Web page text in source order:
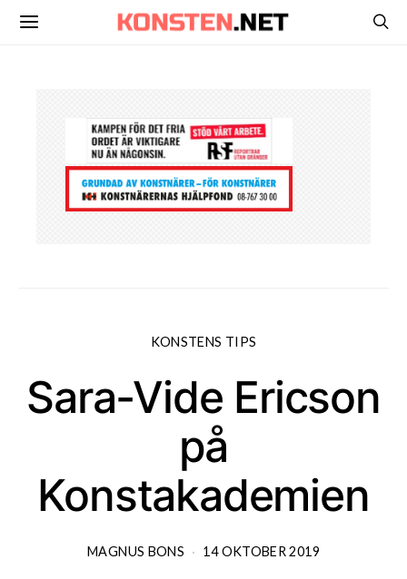
KONSTENS TIPS
Sara-Vide Ericson
på
Konstakademien
MAGNUS BONS 14 OKTOBER 2019